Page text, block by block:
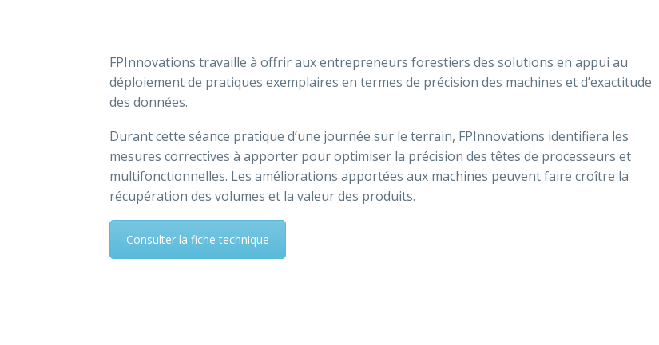
FPInnovations travaille à offrir aux entrepreneurs forestiers des solutions en appui au
déploiement de pratiques exemplaires en termes de précision des machines et d’exactitude
des données.
Durant cette séance pratique d’une journée sur le terrain, FPInnovations identifiera les
mesures correctives à apporter pour optimiser la précision des têtes de processeurs et
multifonctionnelles. Les améliorations apportées aux machines peuvent faire croître la
récupération des volumes et la valeur des produits.
Consulter la fiche technique